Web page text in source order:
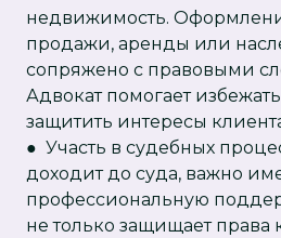
недвижимость.
продажи, аренды или
сопряжено с правовыми
Адвокат помогает
защитить интересы
● Участь в судебных
доходит до суда, важно
профессиональную
не только защищает права